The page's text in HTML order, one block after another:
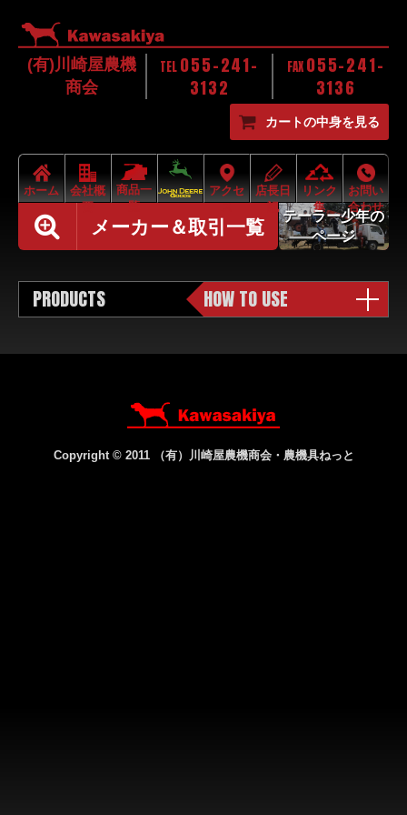
(有)川崎屋農機
商会
TEL 055-241-
3132
FAX 055-241-
3136
カートの中身を見る
ホーム
会社概
要
商品一
覧
アクセ
ス
店長日
記
リンク
集
お問い
合わせ
メーカー＆取引一覧
テーラー少年の
ページ
PRODUCTS HOW TO USE
Copyright © 2011 （有）川崎屋農機商会・農機具ねっと